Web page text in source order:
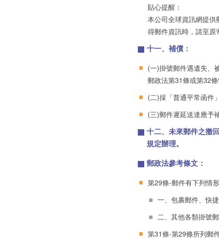
貼心提醒：
本公司全球資訊網提
得郵件資訊時，請至原
十一、補償：
(一)掛號郵件遇遺失、
郵政法第31條或第32
(二)採「普通平常函件
(三)郵件遲延送達應予
十二、未來郵件之撤
規定辦理。
郵政法參考條文：
第29條-郵件有下列情
一、包裹郵件、快
二、其他各類掛號
第31條-第29條所列郵